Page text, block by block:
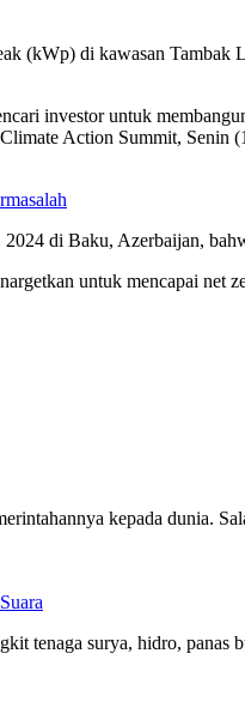
(kWp) di kawasan Tambak
investor untuk
Action Summit, Senin
di Baku, Azerbaijan,
untuk mencapai
kepada dunia.
tenaga surya, hidro,